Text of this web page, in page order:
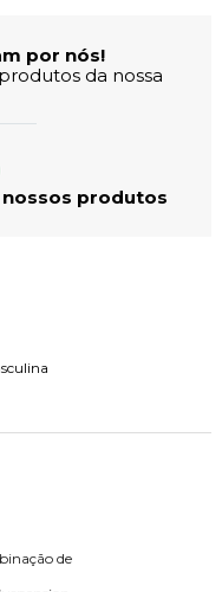
por nós!
da nossa
produtos
de